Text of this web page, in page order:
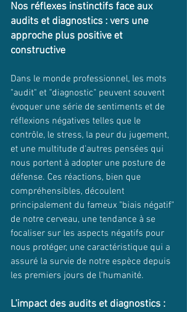
Nos réflexes instinctifs face aux
audits et diagnostics : vers une
approche plus positive et
constructive
Dans le monde professionnel, les mots
"audit" et "diagnostic" peuvent souvent
évoquer une série de sentiments et de
réflexions négatives telles que le
contrôle, le stress, la peur du jugement,
et une multitude d'autres pensées qui
nous portent à adopter une posture de
défense. Ces réactions, bien que
compréhensibles, découlent
principalement du fameux "biais négatif"
de notre cerveau, une tendance à se
focaliser sur les aspects négatifs pour
nous protéger, une caractéristique qui a
assuré la survie de notre espèce depuis
les premiers jours de l'humanité.
L'impact des audits et diagnostics :